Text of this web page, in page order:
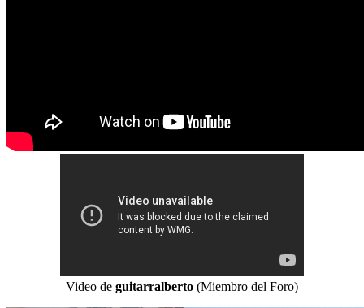
Video de guitarralberto (Miembro del Foro)